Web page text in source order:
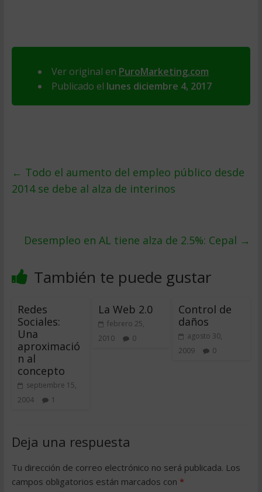
Ver original en PuroMarketing.com
Publicado el lunes diciembre 4, 2017
← Todo el aumento del empleo público desde
2014 se debe al alza de interinos
Desempleo en AL tiene alza de 2.5%: Cepal →
También te puede gustar
Redes
Sociales:
Una
aproximació
n al
concepto
septiembre 15,
2004
1
La Web 2.0
febrero 25,
2010
0
Control de
daños
agosto 30,
2009
0
Deja una respuesta
Tu dirección de correo electrónico no será publicada. Los
campos obligatorios están marcados con *